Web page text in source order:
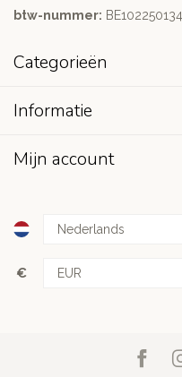
btw-nummer:
Categorieën
Informatie
Mijn account
€